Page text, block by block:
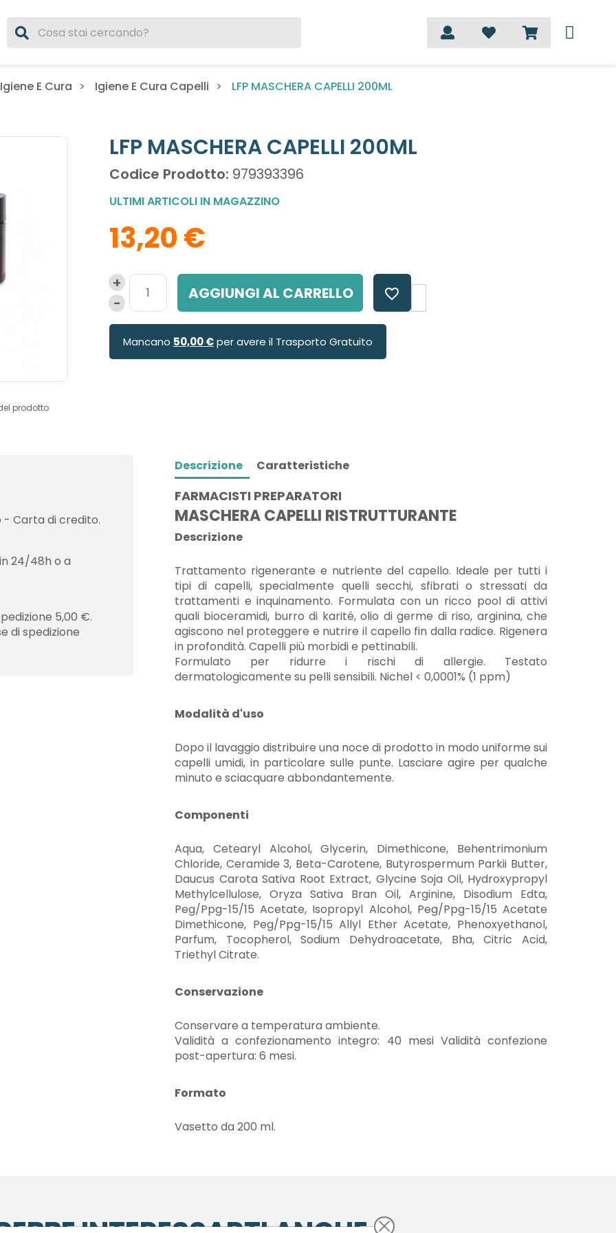
E Cura Igiene E Cura Capelli LFP MASCHERA CAPELLI 200ML
prodotto
LFP MASCHERA CAPELLI 200ML
Codice Prodotto: 979393396
ULTIMI ARTICOLI IN MAGAZZINO
13,20 €
AGGIUNGI AL CARRELLO favorite_border
Mancano 50,00 €per avere il Trasporto Gratuito
Descrizione Caratteristiche
FARMACISTI PREPARATORI
MASCHERA CAPELLI RISTRUTTURANTE
Descrizione
Trattamento rigenerante e nutriente del capello. Ideale per tutti i
tipi di capelli, specialmente quelli secchi, sfibrati o stressati da
trattamenti e inquinamento. Formulata con un ricco pool di attivi
quali bioceramidi, burro di karité, olio di germe di riso, arginina, che
agiscono nel proteggere e nutrire il capello fin dalla radice. Rigenera
in profondità. Capelli più morbidi e pettinabili.
Formulato per ridurre i rischi di allergie. Testato
dermatologicamente su pelli sensibili. Nichel < 0,0001% (1 ppm)
Modalità d'uso
Dopo il lavaggio distribuire una noce di prodotto in modo uniforme sui
capelli umidi, in particolare sulle punte. Lasciare agire per qualche
minuto e sciacquare abbondantemente.
Componenti
Aqua, Cetearyl Alcohol, Glycerin, Dimethicone, Behentrimonium
Chloride, Ceramide 3, Beta-Carotene, Butyrospermum Parkii Butter,
Daucus Carota Sativa Root Extract, Glycine Soja Oil, Hydroxypropyl
Methylcellulose, Oryza Sativa Bran Oil, Arginine, Disodium Edta,
Peg/Ppg-15/15 Acetate, Isopropyl Alcohol, Peg/Ppg-15/15 Acetate
Dimethicone, Peg/Ppg-15/15 Allyl Ether Acetate, Phenoxyethanol,
Parfum, Tocopherol, Sodium Dehydroacetate, Bha, Citric Acid,
Triethyl Citrate.
Conservazione
Conservare a temperatura ambiente.
Validità a confezionamento integro: 40 mesi Validità confezione
post-apertura: 6 mesi.
Formato
Vasetto da 200 ml.
- Carta di credito.
24/48h o a
5,00 €.
di spedizione